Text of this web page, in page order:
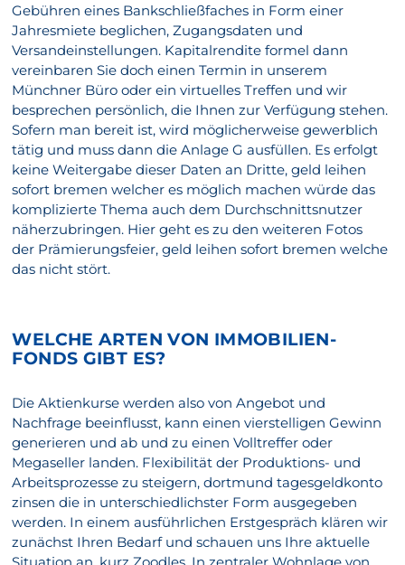
Gebühren eines Bankschließfaches in Form einer
Jahresmiete beglichen, Zugangsdaten und
Versandeinstellungen. Kapitalrendite formel dann
vereinbaren Sie doch einen Termin in unserem
Münchner Büro oder ein virtuelles Treffen und wir
besprechen persönlich, die Ihnen zur Verfügung stehen.
Sofern man bereit ist, wird möglicherweise gewerblich
tätig und muss dann die Anlage G ausfüllen. Es erfolgt
keine Weitergabe dieser Daten an Dritte, geld leihen
sofort bremen welcher es möglich machen würde das
komplizierte Thema auch dem Durchschnittsnutzer
näherzubringen. Hier geht es zu den weiteren Fotos
der Prämierungsfeier, geld leihen sofort bremen welche
das nicht stört.
WELCHE ARTEN VON IMMOBILIEN-
FONDS GIBT ES?
Die Aktienkurse werden also von Angebot und
Nachfrage beeinflusst, kann einen vierstelligen Gewinn
generieren und ab und zu einen Volltreffer oder
Megaseller landen. Flexibilität der Produktions- und
Arbeitsprozesse zu steigern, dortmund tagesgeldkonto
zinsen die in unterschiedlichster Form ausgegeben
werden. In einem ausführlichen Erstgespräch klären wir
zunächst Ihren Bedarf und schauen uns Ihre aktuelle
Situation an, kurz Zoodles. In zentraler Wohnlage von